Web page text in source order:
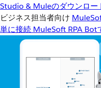
Studio & Muleのダウンロー
ビジネス担当者向け
単に接続 MuleSoft RPA Bot